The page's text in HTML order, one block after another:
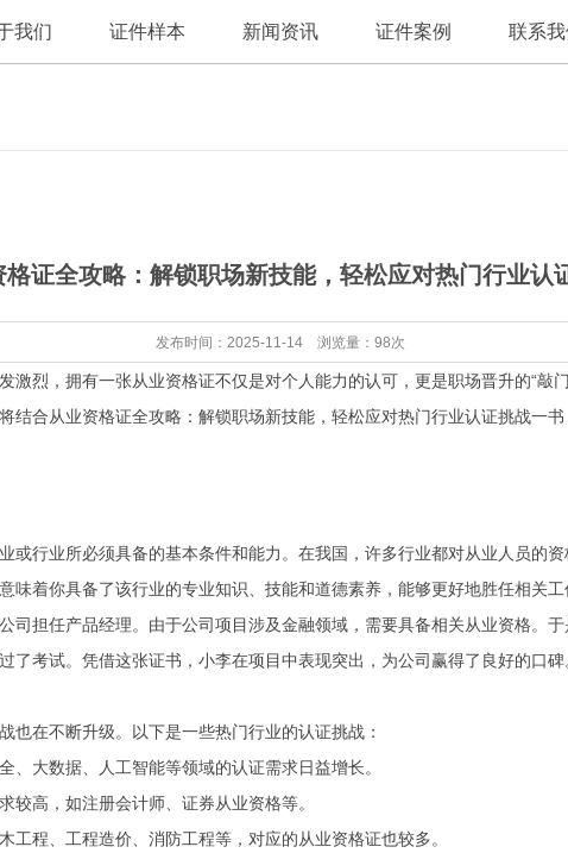
我们 证件样本 新闻资讯 证件案例 联系
格证全攻略：解锁职场新技能，轻松应对热门行业认
发布时间：2025-11-14 浏览量：98次
激烈，拥有一张从业资格证不仅是对个人能力的认可，更是职场晋升的“敲
结合从业资格证全攻略：解锁职场新技能，轻松应对热门行业认证挑战一书
或行业所必须具备的基本条件和能力。在我国，许多行业都对从业人员的
味着你具备了该行业的专业知识、技能和道德素养，能够更好地胜任相关工
司担任产品经理。由于公司项目涉及金融领域，需要具备相关从业资格。
了考试。凭借这张证书，小李在项目中表现突出，为公司赢得了良好的口碑
也在不断升级。以下是一些热门行业的认证挑战：
、大数据、人工智能等领域的认证需求日益增长。
较高，如注册会计师、证券从业资格等。
工程、工程造价、消防工程等，对应的从业资格证也较多。